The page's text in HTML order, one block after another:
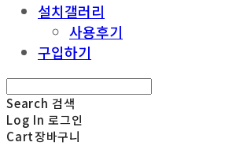
설치갤러리
사용후기
구입하기
Search 검색
Log In 로그인
Cart장바구니